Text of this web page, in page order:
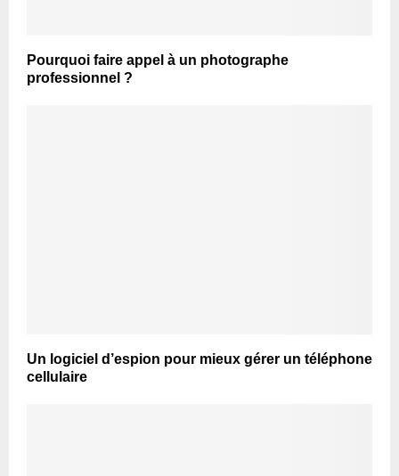
Pourquoi faire appel à un photographe
professionnel ?
Un logiciel d’espion pour mieux gérer un téléphone
cellulaire